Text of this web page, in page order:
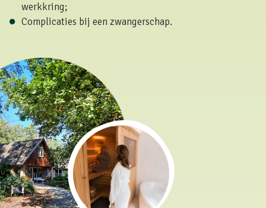
werkkring;
Complicaties bij een zwangerschap.